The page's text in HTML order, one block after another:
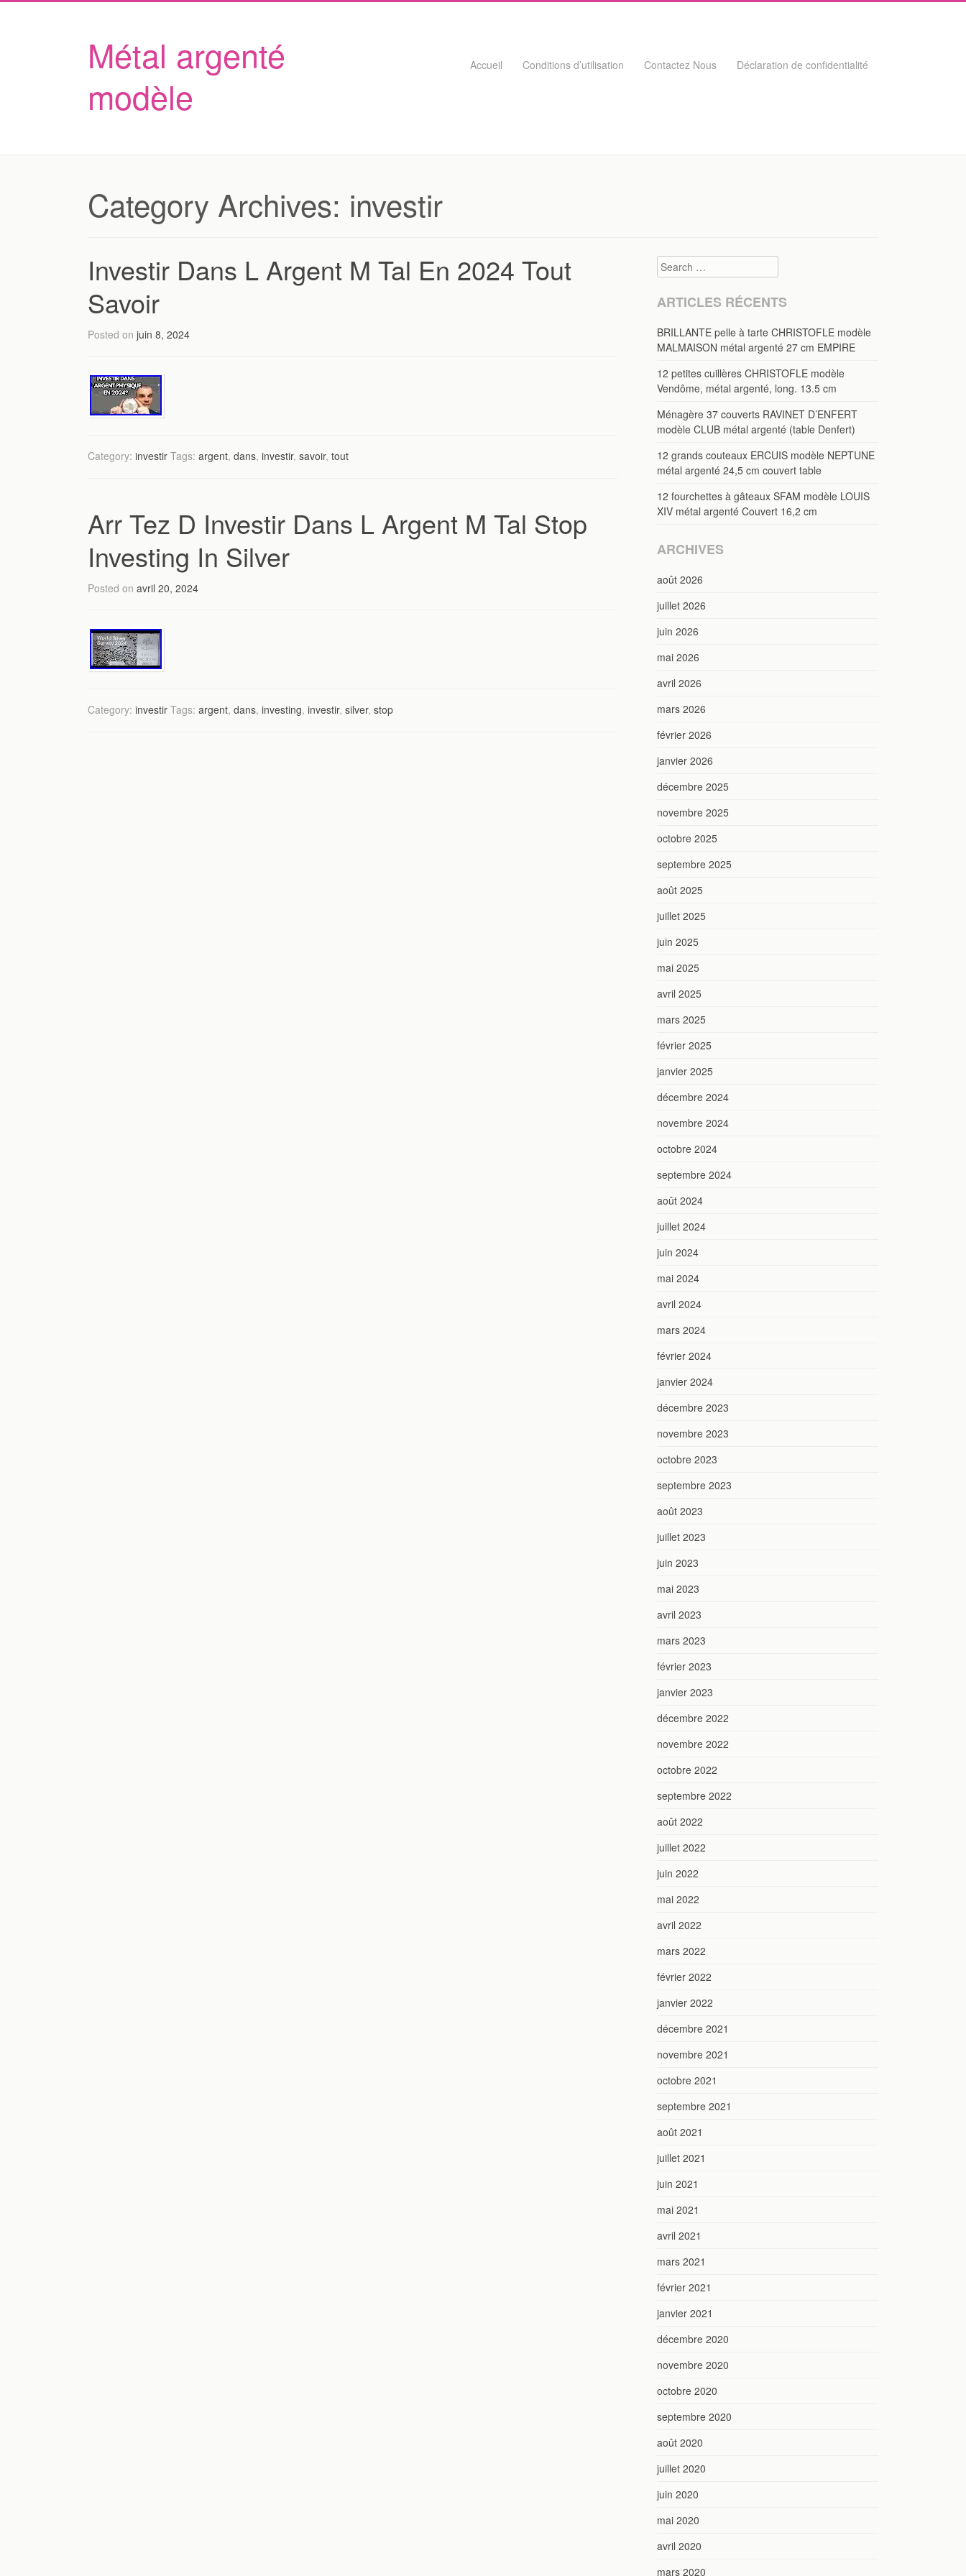
Métal argenté
modèle
Skip to content
Accueil Conditions d’utilisation Contactez Nous Déclaration de confidentialité
Category Archives: investir
Investir Dans L Argent M Tal En 2024 Tout
Savoir
Posted on juin 8, 2024
Category: investir Tags: argent, dans, investir, savoir, tout
Arr Tez D Investir Dans L Argent M Tal Stop
Investing In Silver
Posted on avril 20, 2024
Category: investir Tags: argent, dans, investing, investir, silver, stop
Search
ARTICLES RÉCENTS
BRILLANTE pelle à tarte CHRISTOFLE modèle
MALMAISON métal argenté 27 cm EMPIRE
12 petites cuillères CHRISTOFLE modèle
Vendôme, métal argenté, long. 13.5 cm
Ménagère 37 couverts RAVINET D’ENFERT
modèle CLUB métal argenté (table Denfert)
12 grands couteaux ERCUIS modèle NEPTUNE
métal argenté 24,5 cm couvert table
12 fourchettes à gâteaux SFAM modèle LOUIS
XIV métal argenté Couvert 16,2 cm
ARCHIVES
août 2026
juillet 2026
juin 2026
mai 2026
avril 2026
mars 2026
février 2026
janvier 2026
décembre 2025
novembre 2025
octobre 2025
septembre 2025
août 2025
juillet 2025
juin 2025
mai 2025
avril 2025
mars 2025
février 2025
janvier 2025
décembre 2024
novembre 2024
octobre 2024
septembre 2024
août 2024
juillet 2024
juin 2024
mai 2024
avril 2024
mars 2024
février 2024
janvier 2024
décembre 2023
novembre 2023
octobre 2023
septembre 2023
août 2023
juillet 2023
juin 2023
mai 2023
avril 2023
mars 2023
février 2023
janvier 2023
décembre 2022
novembre 2022
octobre 2022
septembre 2022
août 2022
juillet 2022
juin 2022
mai 2022
avril 2022
mars 2022
février 2022
janvier 2022
décembre 2021
novembre 2021
octobre 2021
septembre 2021
août 2021
juillet 2021
juin 2021
mai 2021
avril 2021
mars 2021
février 2021
janvier 2021
décembre 2020
novembre 2020
octobre 2020
septembre 2020
août 2020
juillet 2020
juin 2020
mai 2020
avril 2020
mars 2020